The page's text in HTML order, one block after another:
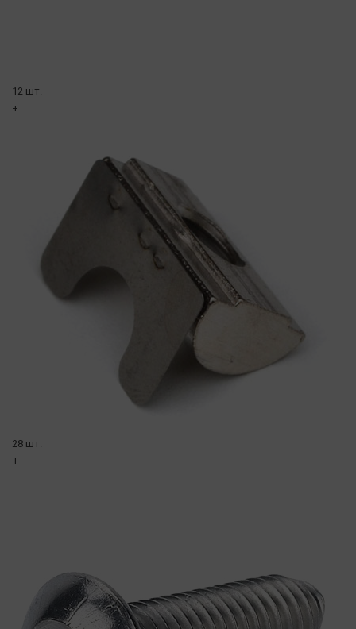
12 шт.
+
28 шт.
+